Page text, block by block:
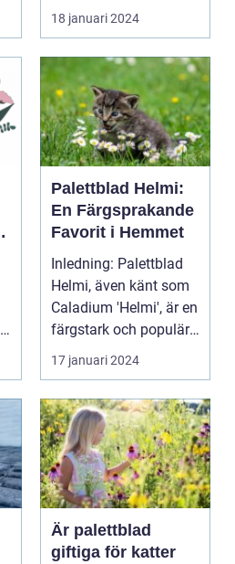
18 januari 2024
Palettblad Helmi:
En Färgsprakande
Favorit i Hemmet
Inledning: Palettblad
Helmi, även känt som
Caladium 'Helmi', är en
färgstark och populär
växt som ha...
17 januari 2024
Är palettblad
giftiga för katter